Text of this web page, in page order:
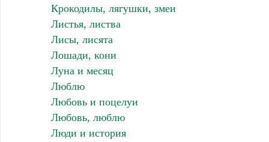
Крокодилы, лягушки, змеи
Листья, листва
Лисы, лисята
Лошади, кони
Луна и месяц
Люблю
Любовь и поцелуи
Любовь, люблю
Люди и история